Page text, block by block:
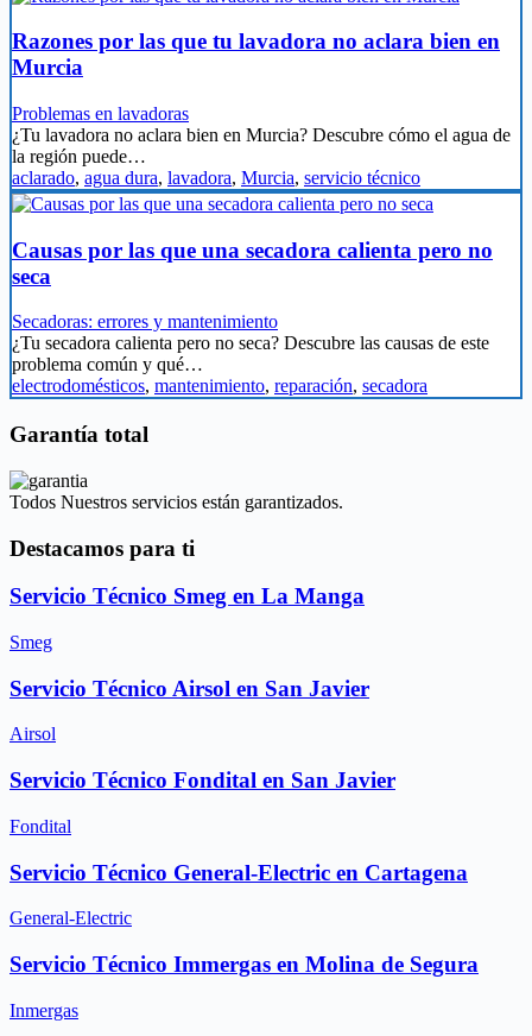
Razones por las que tu lavadora no aclara bien en
Murcia
Problemas en lavadoras
¿Tu lavadora no aclara bien en Murcia? Descubre cómo el agua de
la región puede…
aclarado, agua dura, lavadora, Murcia, servicio técnico
Causas por las que una secadora calienta pero no
seca
Secadoras: errores y mantenimiento
¿Tu secadora calienta pero no seca? Descubre las causas de este
problema común y qué…
electrodomésticos, mantenimiento, reparación, secadora
Garantía total
Todos Nuestros servicios están garantizados.
Destacamos para ti
Servicio Técnico Smeg en La Manga
Smeg
Servicio Técnico Airsol en San Javier
Airsol
Servicio Técnico Fondital en San Javier
Fondital
Servicio Técnico General-Electric en Cartagena
General-Electric
Servicio Técnico Immergas en Molina de Segura
Inmergas